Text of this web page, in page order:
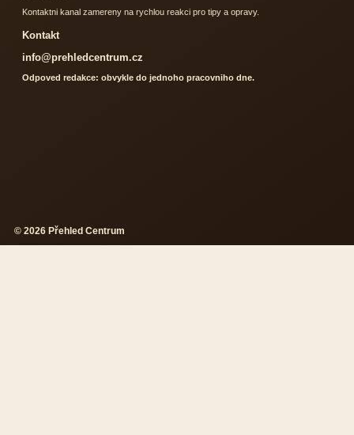
Kontaktni kanal zamereny na rychlou reakci pro tipy a opravy.
Kontakt
info@prehledcentrum.cz
Odpoved redakce: obvykle do jednoho pracovniho dne.
© 2026 Přehled Centrum